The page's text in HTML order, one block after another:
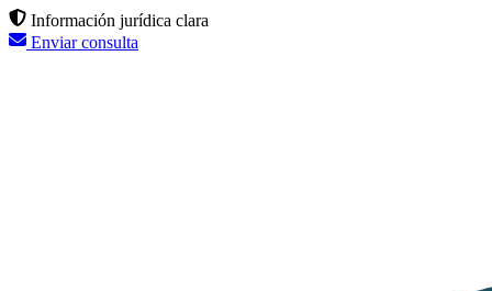
Información jurídica clara
Enviar consulta